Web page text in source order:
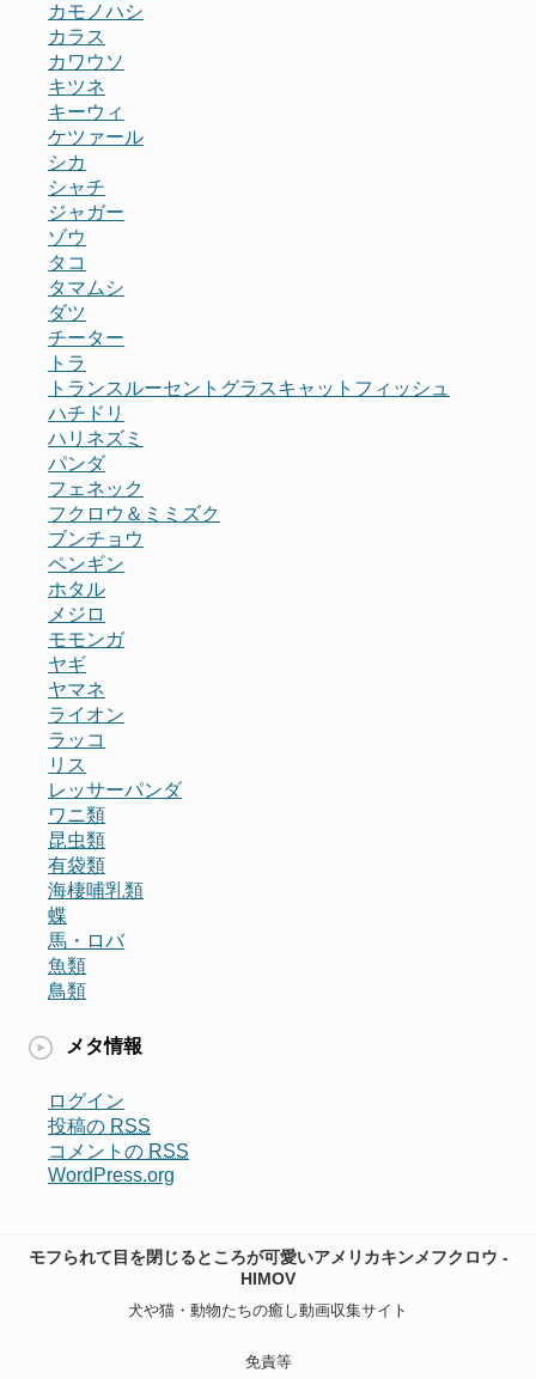
カモノハシ
カラス
カワウソ
キツネ
キーウィ
ケツァール
シカ
シャチ
ジャガー
ゾウ
タコ
タマムシ
ダツ
チーター
トラ
トランスルーセントグラスキャットフィッシュ
ハチドリ
ハリネズミ
パンダ
フェネック
フクロウ＆ミミズク
ブンチョウ
ペンギン
ホタル
メジロ
モモンガ
ヤギ
ヤマネ
ライオン
ラッコ
リス
レッサーパンダ
ワニ類
昆虫類
有袋類
海棲哺乳類
蝶
馬・ロバ
魚類
鳥類
メタ情報
ログイン
投稿の RSS
コメントの RSS
WordPress.org
モフられて目を閉じるところが可愛いアメリカキンメフクロウ -
HIMOV
犬や猫・動物たちの癒し動画収集サイト
免責等